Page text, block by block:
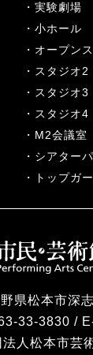
実験劇場
小ホール
オープン
スタジオ2
スタジオ3
スタジオ4
M2会議室
シアター
トップガ
県松本市深
33-3830 /
人松本市芸